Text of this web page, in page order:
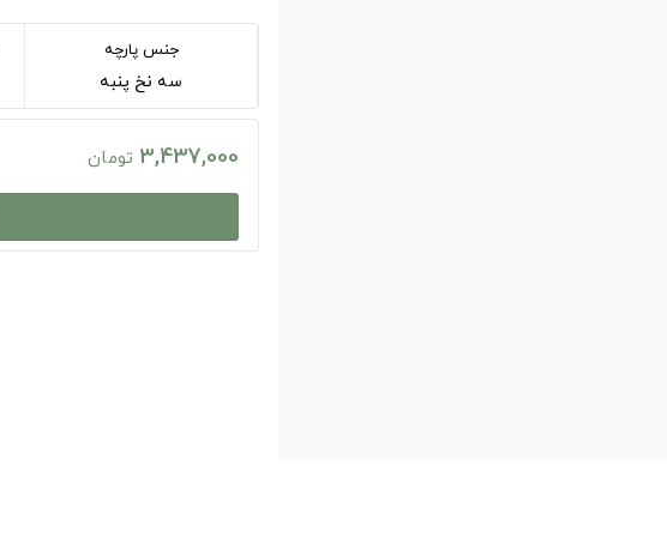
جنس پارچه
سه نخ پنبه
3,437,000 تومان